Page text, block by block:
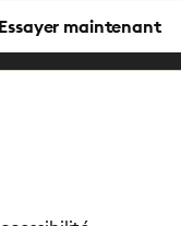
Essayer maintenant